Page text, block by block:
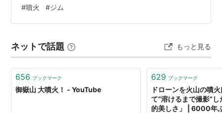
に行ってきました 蘭のイベントのお疲れ会です Hilo Bay
Cafeというレストランに行ってきました お寿司とか食べ
ちゃ美味しいわけでもなかったので多分次は行かない…
#噴火 #ジム
ネットで話題 もっと見る
656 ブックマーク
御嶽山 大噴火！ - YouTube
629 ブックマーク
ドローンを火山の噴
て“溶けるまで撮影”
的美しさ」 | 6000年